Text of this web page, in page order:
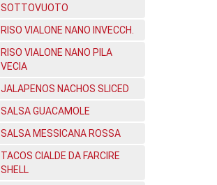
SOTTOVUOTO
RISO VIALONE NANO INVECCH.
RISO VIALONE NANO PILA
VECIA
JALAPENOS NACHOS SLICED
SALSA GUACAMOLE
SALSA MESSICANA ROSSA
TACOS CIALDE DA FARCIRE
SHELL